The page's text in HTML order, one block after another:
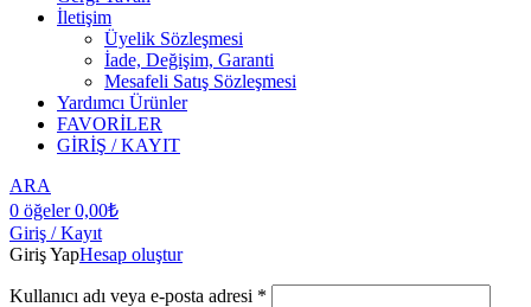
İletişim
Üyelik Sözleşmesi
İade, Değişim, Garanti
Mesafeli Satış Sözleşmesi
Yardımcı Ürünler
FAVORİLER
GİRİŞ / KAYIT
ARA
0 öğeler 0,00₺
Giriş / Kayıt
Giriş YapHesap oluştur
Kullanıcı adı veya e-posta adresi *